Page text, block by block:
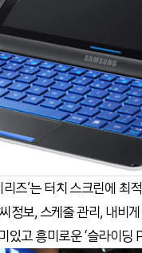
즈’는 터치 스크린에 최
정보, 스케줄 관리, 내비
있고 흥미로운 ‘슬라이딩